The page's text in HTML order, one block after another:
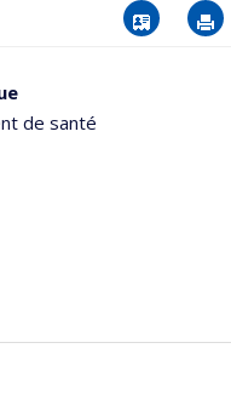
Vcard
de santé